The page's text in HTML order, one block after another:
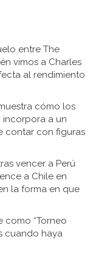
entre The
vimos a Charles
al rendimiento
cómo los
a un
contar con figuras
vencer a Perú
a Chile en
la forma en que
como “Torneo
cuando haya